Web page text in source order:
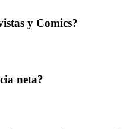
y Comics?
neta?